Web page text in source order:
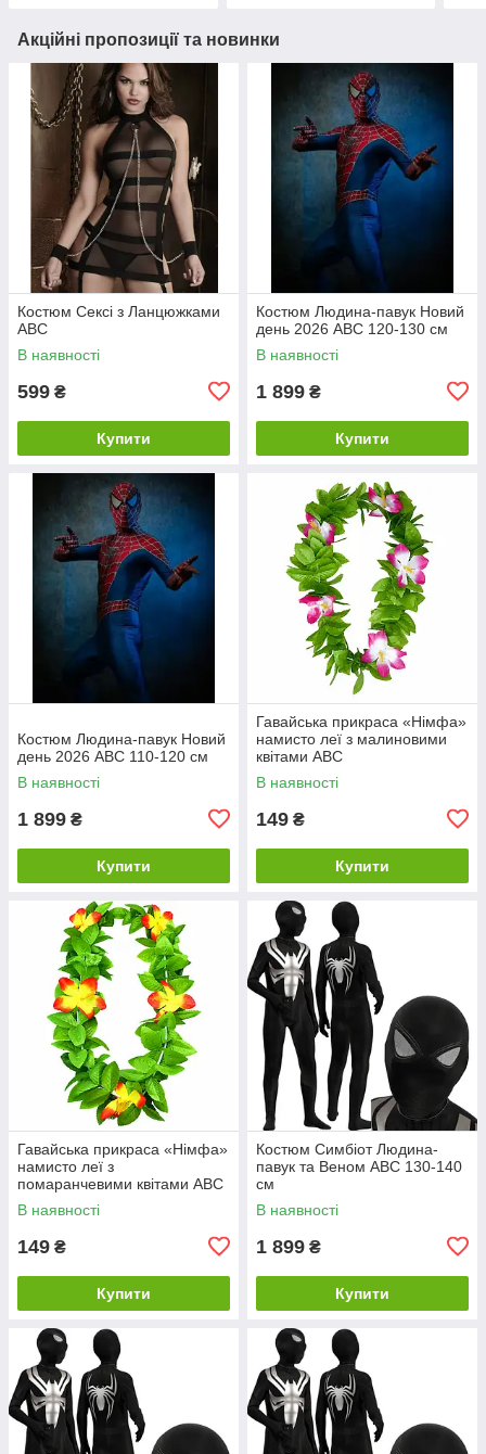
Акційні пропозиції та новинки
Костюм Сексі з Ланцюжками
ABC
В наявності
599 ₴
Купити
Костюм Людина-павук Новий
день 2026 ABC 120-130 см
В наявності
1 899 ₴
Купити
Костюм Людина-павук Новий
день 2026 ABC 110-120 см
В наявності
1 899 ₴
Купити
Гавайська прикраса «Німфа»
намисто леї з малиновими
квітами ABC
В наявності
149 ₴
Купити
Гавайська прикраса «Німфа»
намисто леї з
помаранчевими квітами ABC
В наявності
149 ₴
Купити
Костюм Симбіот Людина-
павук та Веном ABC 130-140
см
В наявності
1 899 ₴
Купити